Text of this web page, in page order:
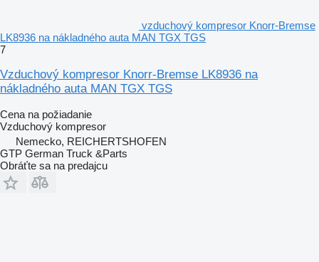
vzduchový kompresor Knorr-Bremse
LK8936 na nákladného auta MAN TGX TGS
7
Vzduchový kompresor Knorr-Bremse LK8936 na
nákladného auta MAN TGX TGS
Cena na požiadanie
Vzduchový kompresor
Nemecko, REICHERTSHOFEN
GTP German Truck &Parts
Obráťte sa na predajcu